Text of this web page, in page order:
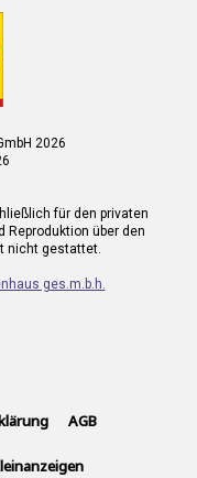
2026
für den privaten
Reproduktion über den
nicht gestattet.
ges.m.b.h.
AGB